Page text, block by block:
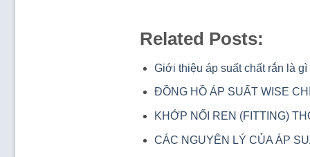
Related Posts:
Giới thiệu áp suất chất rắn là
ĐỒNG HỒ ÁP SUẤT WISE
KHỚP NỐI REN (FITTING)
CÁC NGUYÊN LÝ CỦA ÁP